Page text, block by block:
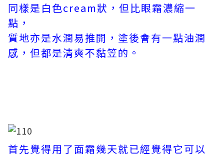
同樣是白色cream狀，但比眼霜濃縮一
點，
質地亦是水潤易推開，塗後會有一點油潤
感，但都是清爽不黏笠的。
首先覺得用了面霜幾天就已經覺得它可以